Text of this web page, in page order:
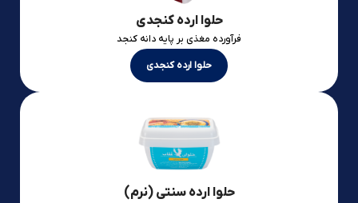
حلوا ارده کنجدی
فرآورده مغذی بر پایه دانه کنجد
حلوا ارده کنجدی
حلوا ارده سنتی (نرم)